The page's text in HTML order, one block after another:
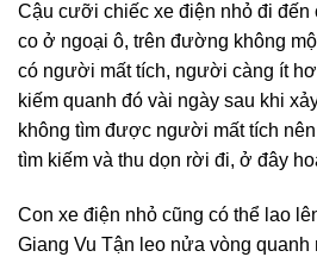
Cậu cưỡi chiếc xe điện nhỏ đi
co ở ngoại ô, trên đường không
có người mất tích, người càng ít
kiếm quanh đó vài ngày sau khi
không tìm được người mất tích
tìm kiếm và thu dọn rời đi, ở đây
Con xe điện nhỏ cũng có thể lao
Giang Vu Tận leo nửa vòng quanh